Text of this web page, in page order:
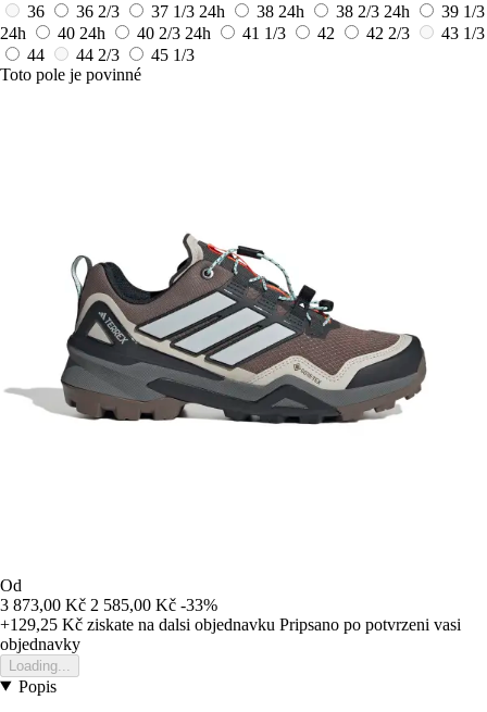
36
36 2/3 37 1/3 24h 38 24h 38 2/3 24h
39 1/3
24h
40 24h 40 2/3 24h 41 1/3 42 42 2/3
43 1/3
44
44 2/3
45 1/3
Toto pole je povinné
Od
3 873,00 Kč 2 585,00 Kč -33%
+129,25 Kč ziskate na dalsi objednavku Pripsano po potvrzeni vasi
objednavky
Loading...
Popis